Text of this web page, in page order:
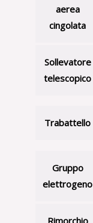
aerea
cingolata
Sollevatore
telescopico
Trabattello
Gruppo
elettrogeno
Rimorchio